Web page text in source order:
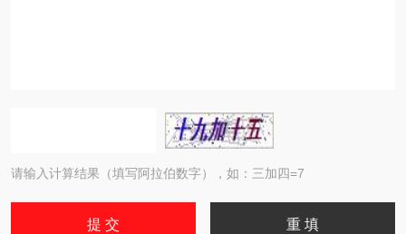
请输入计算结果（填写阿拉伯数字），如：三加四=7